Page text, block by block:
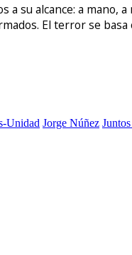
su alcance: a
El terror se
Unidad Jorge Núñez